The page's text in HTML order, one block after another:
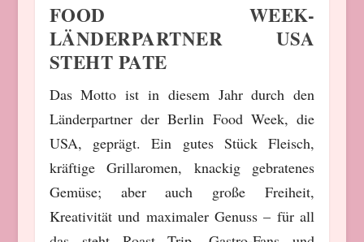
FOOD WEEK-
LÄNDERPARTNER USA
STEHT PATE
Das Motto ist in diesem Jahr durch den
Länderpartner der Berlin Food Week, die
USA, geprägt. Ein gutes Stück Fleisch,
kräftige Grillaromen, knackig gebratenes
Gemüse; aber auch große Freiheit,
Kreativität und maximaler Genuss – für all